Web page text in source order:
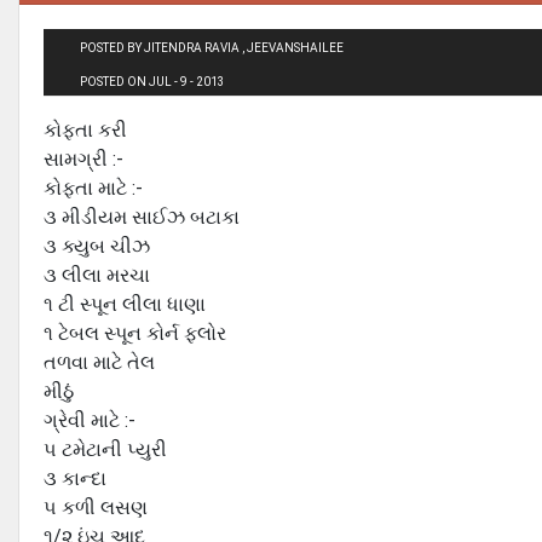
POSTED BY JITENDRA RAVIA , JEEVANSHAILEE
POSTED ON JUL - 9 - 2013
કોફતા કરી
સામગ્રી :-
કોફતા માટે :-
૩ મીડીયમ સાઈઝ બટાકા
૩ ક્યુબ ચીઝ
૩ લીલા મરચા
૧ ટી સ્પૂન લીલા ધાણા
૧ ટેબલ સ્પૂન કોર્ન ફ્લોર
તળવા માટે તેલ
મીઠું
ગ્રેવી માટે :-
૫ ટમેટાની પ્યુરી
૩ કાન્દા
૫ કળી લસણ
૧/૨ ઇંચ આદુ